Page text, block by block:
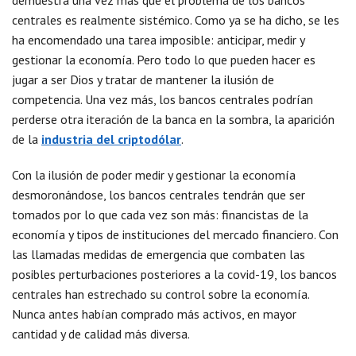
centrales es realmente sistémico. Como ya se ha dicho, se les
ha encomendado una tarea imposible: anticipar, medir y
gestionar la economía. Pero todo lo que pueden hacer es
jugar a ser Dios y tratar de mantener la ilusión de
competencia. Una vez más, los bancos centrales podrían
perderse otra iteración de la banca en la sombra, la aparición
de la industria del criptodólar.
Con la ilusión de poder medir y gestionar la economía
desmoronándose, los bancos centrales tendrán que ser
tomados por lo que cada vez son más: financistas de la
economía y tipos de instituciones del mercado financiero. Con
las llamadas medidas de emergencia que combaten las
posibles perturbaciones posteriores a la covid-19, los bancos
centrales han estrechado su control sobre la economía.
Nunca antes habían comprado más activos, en mayor
cantidad y de calidad más diversa.